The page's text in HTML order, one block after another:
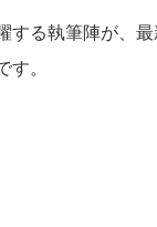
する執筆陣が、
。